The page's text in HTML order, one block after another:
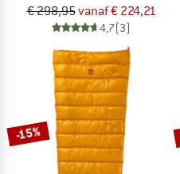
€ 298,95vanaf € 224,21
4,7(3)
-15%